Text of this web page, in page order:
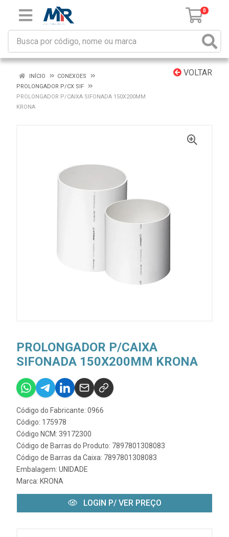
0
VOLTAR
INÍCIO
CONEXOES
PROLONGADOR P/CX SIF
PROLONGADOR P/CAIXA SIFONADA 150X200MM
KRONA
PROLONGADOR P/CAIXA
SIFONADA 150X200MM KRONA
Código do Fabricante: 0966
Código: 175978
Código NCM: 39172300
Código de Barras do Produto: 7897801308083
Código de Barras da Caixa: 7897801308083
Embalagem: UNIDADE
Marca: KRONA
LOGIN P/ VER PREÇO